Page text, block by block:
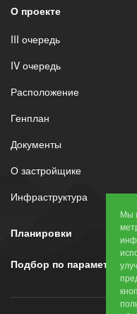
О проекте
III очередь
IV очередь
Расположение
Генплан
Документы
О застройщике
Инфраструктура
Планировки
Подбор по параметрам
Мы